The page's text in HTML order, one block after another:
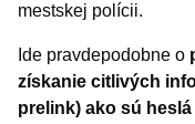
mestskej polícii.
Ide pravdepodobne o
získanie citlivých
prelink) ako sú